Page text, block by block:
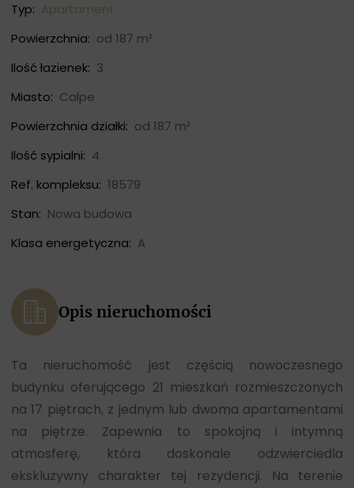
Typ: Apartament
Powierzchnia: od 187 m²
Ilość łazienek: 3
Miasto: Calpe
Powierzchnia działki: od 187 m²
Ilość sypialni: 4
Ref. kompleksu: 18579
Stan: Nowa budowa
Klasa energetyczna: A
Opis nieruchomości
Ta nieruchomość jest częścią nowoczesnego
budynku oferującego 21 mieszkań rozmieszczonych
na 17 piętrach, z jednym lub dwoma apartamentami
na piętrze. Zapewnia to spokojną i intymną
atmosferę, która doskonale odzwierciedla
ekskluzywny charakter tej rezydencji. Na terenie